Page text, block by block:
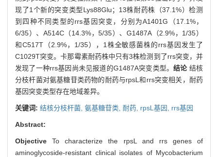
现了1个新的突变类型Lys88Glu；13株耐药株（37.1%）检测
到四种不同类型的rrs基因突变，分别为A1401G（17.1%，
6/35）、A514C（14.3%，5/35）、G1487A（2.9%，1/35）
和C517T（2.9%，1/35），1株全敏感菌株的rrs基因发生了
C1029T突变。卡那霉素耐药株中只有3株检测到了rrs突变，并
发现了一种rrs基因尚未见报道的G1487A突变类型。结论 结核
分枝杆菌对氨基糖苷类药物的耐药与rpsL和rrs突变相关，耐药
基因突变类型存在地域差异。
关键词: 结核分枝杆菌, 氨基糖苷类, 耐药, rpsL基因, rrs基因
Abstract:
ObjectiveTo characterize the rpsL and rrs genes of
aminoglycoside-resistant clinical isolates of Mycobacterium